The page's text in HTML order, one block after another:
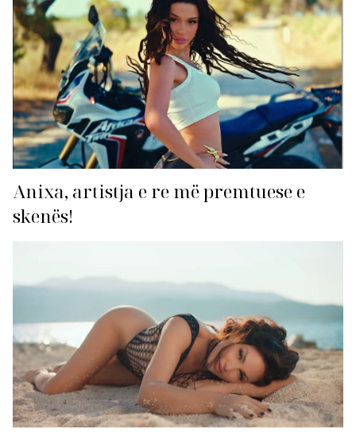
Anixa, artistja e re më premtuese e
skenës!